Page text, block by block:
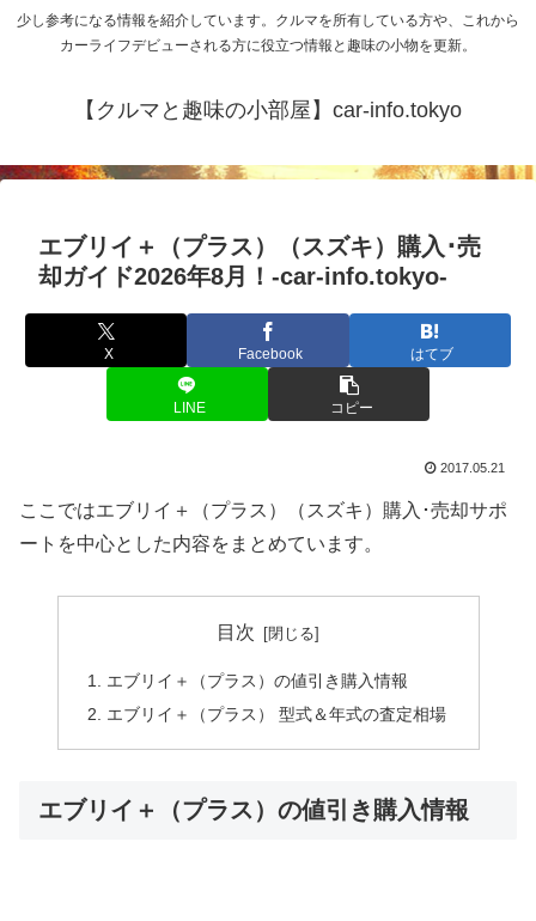
少し参考になる情報を紹介しています。クルマを所有している方や、これから
カーライフデビューされる方に役立つ情報と趣味の小物を更新。
【クルマと趣味の小部屋】car-info.tokyo
エブリイ＋（プラス）（スズキ）購入･売
却ガイド2026年8月！-car-info.tokyo-
X Facebook はてブ
LINE コピー
2017.05.21
ここではエブリイ＋（プラス）（スズキ）購入･売却サポ
ートを中心とした内容をまとめています。
目次
エブリイ＋（プラス）の値引き購入情報
エブリイ＋（プラス） 型式＆年式の査定相場
エブリイ＋（プラス）の値引き購入情報